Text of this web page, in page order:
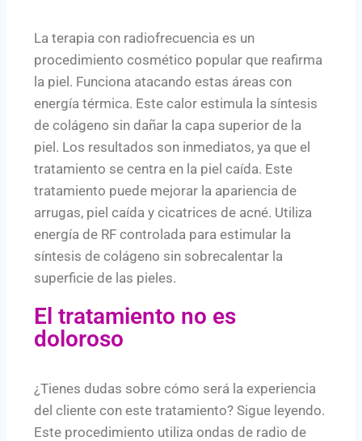
La terapia con radiofrecuencia es un
procedimiento cosmético popular que reafirma
la piel. Funciona atacando estas áreas con
energía térmica. Este calor estimula la síntesis
de colágeno sin dañar la capa superior de la
piel. Los resultados son inmediatos, ya que el
tratamiento se centra en la piel caída. Este
tratamiento puede mejorar la apariencia de
arrugas, piel caída y cicatrices de acné. Utiliza
energía de RF controlada para estimular la
síntesis de colágeno sin sobrecalentar la
superficie de las pieles.
El tratamiento no es
doloroso
¿Tienes dudas sobre cómo será la experiencia
del cliente con este tratamiento? Sigue leyendo.
Este procedimiento utiliza ondas de radio de